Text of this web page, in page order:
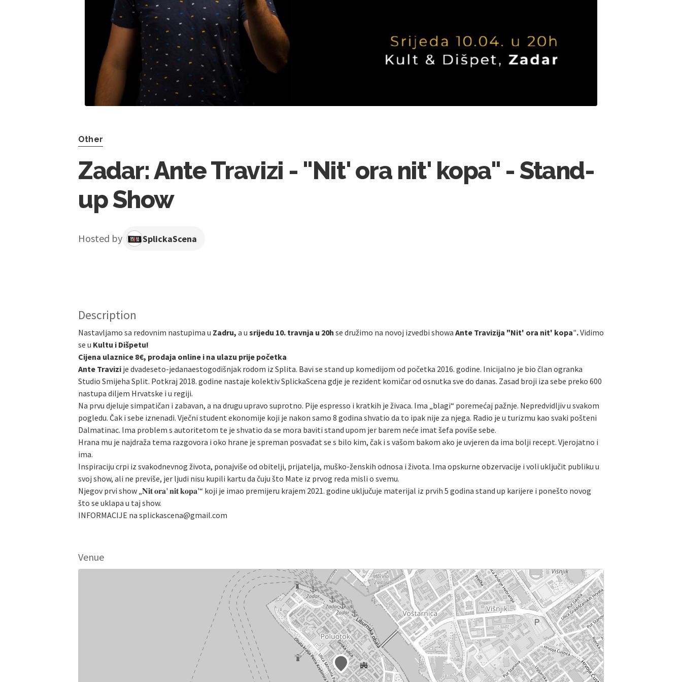
Other
Zadar: Ante Travizi - "Nit' ora nit' kopa" - Stand-
up Show
Hosted by SplickaScena
Description
Nastavljamo sa redovnim nastupima u Zadru, a u srijedu 10. travnja u 20h se družimo na novoj izvedbi showa Ante Travizija "Nit' ora nit' kopa".Vidimo
se u Kultu i Dišpetu!
Cijena ulaznice 8€, prodaja online i na ulazu prije početka
Ante Travizi je dvadeseto-jedanaestogodišnjak rodom iz Splita. Bavi se stand up komedijom od početka 2016. godine. Inicijalno je bio član ogranka
Studio Smijeha Split. Potkraj 2018. godine nastaje kolektiv SplickaScena gdje je rezident komičar od osnutka sve do danas. Zasad broji iza sebe preko 600
nastupa diljem Hrvatske i u regiji.
Na prvu djeluje simpatičan i zabavan, a na drugu upravo suprotno. Pije espresso i kratkih je živaca. Ima „blagi“ poremećaj pažnje. Nepredvidljiv u svakom
pogledu. Čak i sebe iznenadi. Vječni student ekonomije koji je nakon samo 8 godina shvatio da to ipak nije za njega. Radio je u turizmu kao svaki pošteni
Dalmatinac. Ima problem s autoritetom te je shvatio da se mora baviti stand upom jer barem neće imat šefa poviše sebe.
Hrana mu je najdraža tema razgovora i oko hrane je spreman posvađat se s bilo kim, čak i s vašom bakom ako je uvjeren da ima bolji recept. Vjerojatno i
ima.
Inspiraciju crpi iz svakodnevnog života, ponajviše od obitelji, prijatelja, muško-ženskih odnosa i života. Ima opskurne obzervacije i voli uključit publiku u
svoj show, ali ne previše, jer ljudi nisu kupili kartu da čuju što Mate iz prvog reda misli o svemu.
Njegov prvi show „𝐍𝐢𝐭 𝐨𝐫𝐚' 𝐧𝐢𝐭 𝐤𝐨𝐩𝐚'“ koji je imao premijeru krajem 2021. godine uključuje materijal iz prvih 5 godina stand up karijere i ponešto novog
što se uklapa u taj show.
INFORMACIJE na splickascena@gmail.com
Venue